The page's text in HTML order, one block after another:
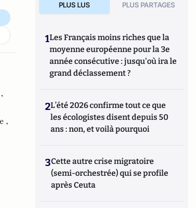
,
PLUS LUS PLUS PARTAGES
1Les Français moins riches que la
moyenne européenne pour la 3e
année consécutive : jusqu'où ira le
grand déclassement ?
2L’été 2026 confirme tout ce que
les écologistes disent depuis 50
ans : non, et voilà pourquoi
3Cette autre crise migratoire
(semi-orchestrée) qui se profile
après Ceuta